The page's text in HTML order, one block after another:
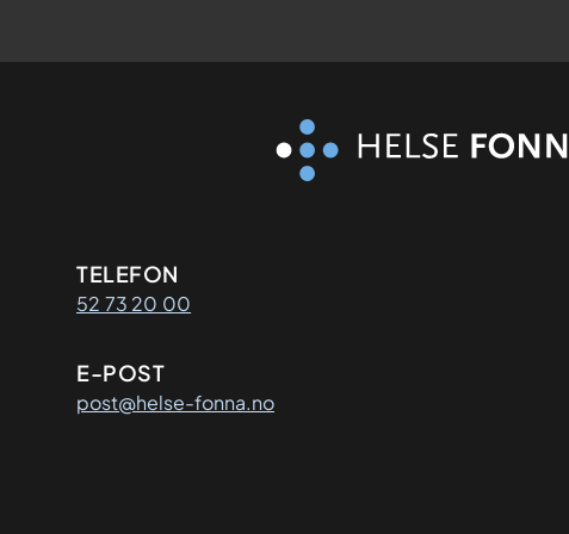
Kontaktinformasjon
TELEFON
52 73 20 00
E-POST
post@helse-fonna.no